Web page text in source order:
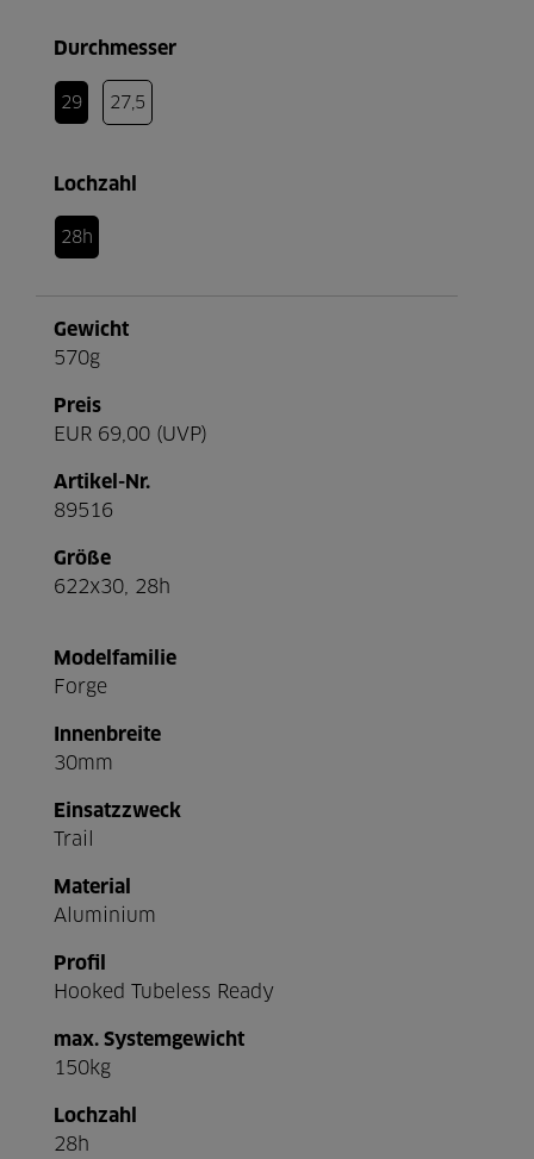
Durchmesser
29 27,5
Lochzahl
28h
Gewicht
570g
Preis
EUR 69,00 (UVP)
Artikel-Nr.
89516
Größe
622x30, 28h
Modelfamilie
Forge
Innenbreite
30mm
Einsatzzweck
Trail
Material
Aluminium
Profil
Hooked Tubeless Ready
max. Systemgewicht
150kg
Lochzahl
28h